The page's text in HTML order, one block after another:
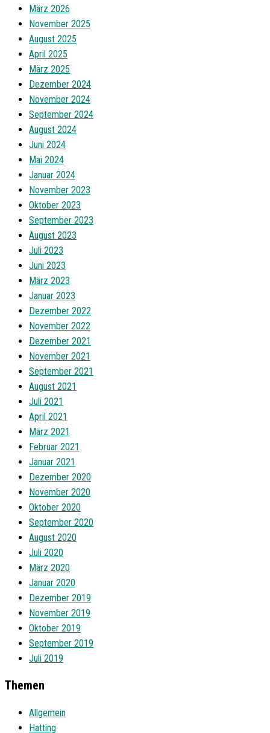
März 2026
November 2025
August 2025
April 2025
März 2025
Dezember 2024
November 2024
September 2024
August 2024
Juni 2024
Mai 2024
Januar 2024
November 2023
Oktober 2023
September 2023
August 2023
Juli 2023
Juni 2023
März 2023
Januar 2023
Dezember 2022
November 2022
Dezember 2021
November 2021
September 2021
August 2021
Juli 2021
April 2021
März 2021
Februar 2021
Januar 2021
Dezember 2020
November 2020
Oktober 2020
September 2020
August 2020
Juli 2020
März 2020
Januar 2020
Dezember 2019
November 2019
Oktober 2019
September 2019
Juli 2019
Themen
Allgemein
Hatting